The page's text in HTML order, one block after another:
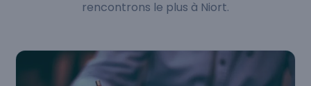
rencontrons le plus à Niort.